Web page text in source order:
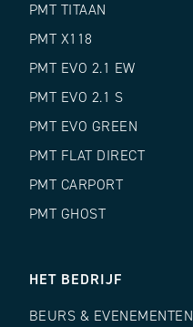
PMT TITAAN
PMT X118
PMT EVO 2.1 EW
PMT EVO 2.1 S
PMT EVO GREEN
PMT FLAT DIRECT
PMT CARPORT
PMT GHOST
HET BEDRIJF
BEURS & EVENEMENTEN